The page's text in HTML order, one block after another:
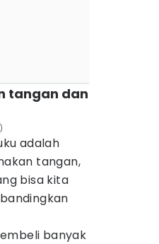
tangan dan
adalah
tangan,
bisa kita
banyak